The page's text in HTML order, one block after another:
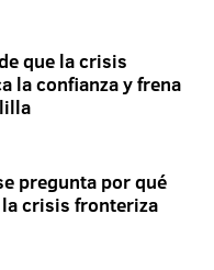
que la crisis
la confianza y frena
pregunta por qué
crisis fronteriza